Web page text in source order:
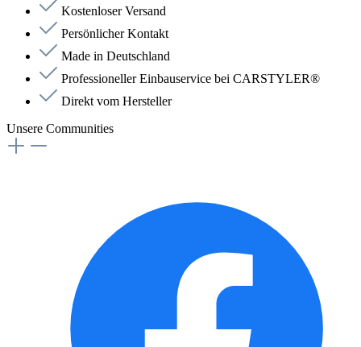
Kostenloser Versand
Persönlicher Kontakt
Made in Deutschland
Professioneller Einbauservice bei CARSTYLER®
Direkt vom Hersteller
Unsere Communities